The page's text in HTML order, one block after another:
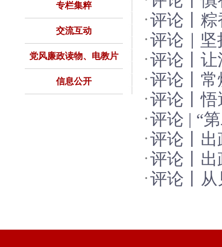
专栏集粹
交流互动
党风廉政读物、电教片
信息公开
评论丨
评论｜
评论丨让
评论丨常
方
评论丨悟
评论 | “
评论丨
评论丨
评论丨